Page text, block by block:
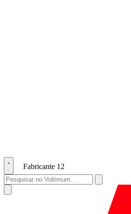
Fabricante 12